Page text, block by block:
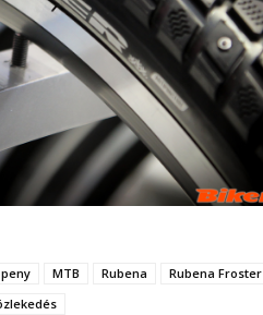
MTB Rubena Rubena Froster